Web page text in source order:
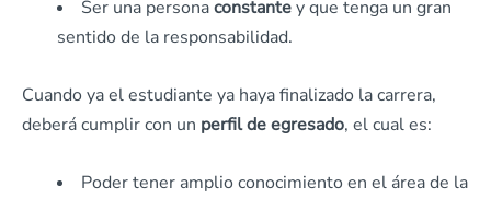
Ser una personaconstantey que tenga un gran
sentido de la responsabilidad.
Cuando ya el estudiante ya haya finalizado la carrera,
deberá cumplir con un perfil de egresado, el cual es:
Poder tener amplio conocimiento en el área de la